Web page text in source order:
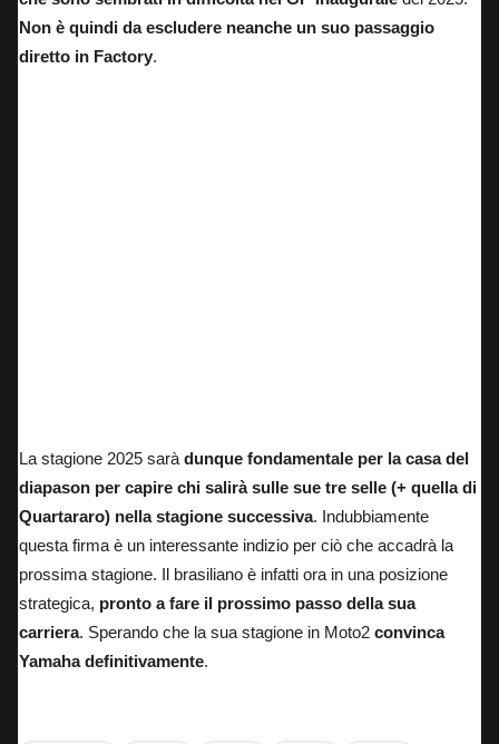
Non è quindi da escludere neanche un suo passaggio
diretto in Factory.
La stagione 2025 sarà dunque fondamentale per la casa del
diapason per capire chi salirà sulle sue tre selle (+ quella di
Quartararo) nella stagione successiva. Indubbiamente
questa firma è un interessante indizio per ciò che accadrà la
prossima stagione. Il brasiliano è infatti ora in una posizione
strategica, pronto a fare il prossimo passo della sua
carriera. Sperando che la sua stagione in Moto2 convinca
Yamaha definitivamente.